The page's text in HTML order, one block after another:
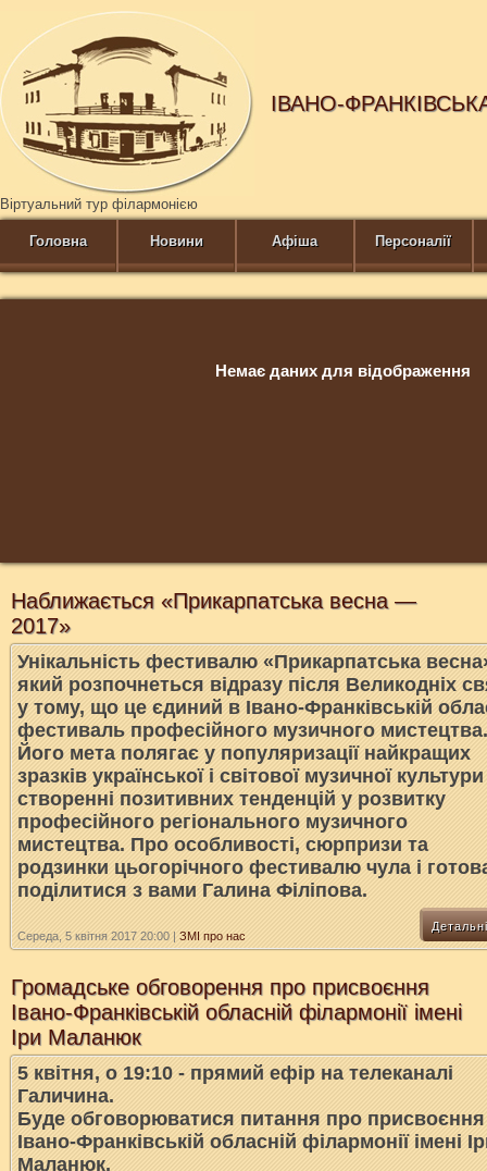
ІВАНО-
Віртуальний тур філармонією
Головна Новини Афіша Персоналії
Немає даних для відображення
Наближається «Прикарпатська весна —
2017»
Унікальність фестивалю «Прикарпатська
який розпочнеться відразу після Великодніх
у тому, що це єдиний в Івано-Франківській
фестиваль професійного музичного мистецтва.
Його мета полягає у популяризації найкращих
зразків української і світової музичної
створенні позитивних тенденцій у розвитку
професійного регіонального музичного
мистецтва. Про особливості, сюрпризи та
родзинки цьогорічного фестивалю чула і
поділитися з вами Галина Філіпова.
Середа, 5 квітня 2017 20:00 | ЗМІ про нас
Громадське обговорення про присвоєння
Івано-Франківській обласній філармонії імені
Іри Маланюк
5 квітня, о 19:10 - прямий ефір на телеканалі
Галичина.
Буде обговорюватися питання про присвоєння
Івано-Франківській обласній філармонії імені
Маланюк.